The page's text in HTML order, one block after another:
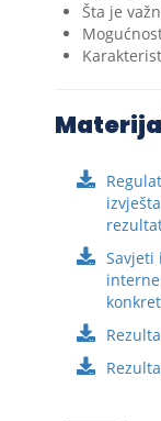
Šta je
Savjeti